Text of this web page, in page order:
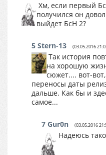
Хм, если первый
получился он
выйдет БсН 2?
5 Stern-13 (03.05.2016
Так история
на хорошую
сюжет.... вот-
переносы даты
дальше. Как бы и
самое...
7 Gur0n (03.05.2016
Надеюсь